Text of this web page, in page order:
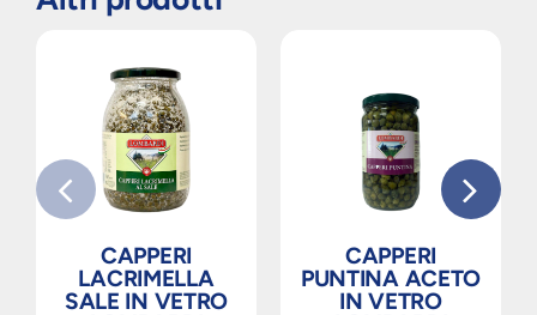
CAPPERI
LACRIMELLA
SALE IN VETRO
CAPPERI
PUNTINA ACETO
IN VETRO